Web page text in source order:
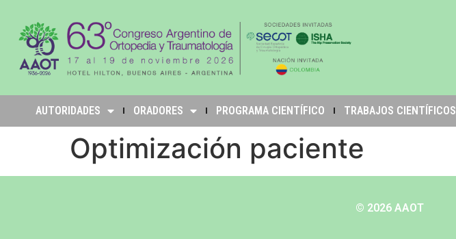
AUTORIDADES ORADORES PROGRAMA CIENTÍFICO TRABAJOS CIENTÍFICOS
Optimización paciente
© 2026 AAOT